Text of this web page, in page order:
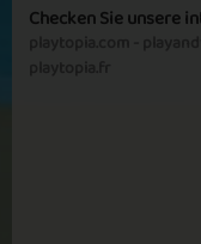
Checken Sie unsere